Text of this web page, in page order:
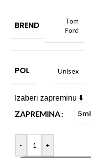
BREND
Tom
Ford
POL Unisex
Izaberi zapreminu ⬇️
ZAPREMINA 5ml
- +